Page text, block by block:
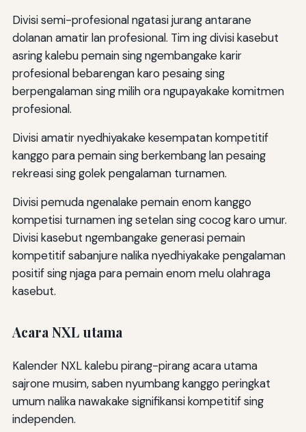
Divisi semi-profesional ngatasi jurang antarane
dolanan amatir lan profesional. Tim ing divisi kasebut
asring kalebu pemain sing ngembangake karir
profesional bebarengan karo pesaing sing
berpengalaman sing milih ora ngupayakake komitmen
profesional.
Divisi amatir nyedhiyakake kesempatan kompetitif
kanggo para pemain sing berkembang lan pesaing
rekreasi sing golek pengalaman turnamen.
Divisi pemuda ngenalake pemain enom kanggo
kompetisi turnamen ing setelan sing cocog karo umur.
Divisi kasebut ngembangake generasi pemain
kompetitif sabanjure nalika nyedhiyakake pengalaman
positif sing njaga para pemain enom melu olahraga
kasebut.
Acara NXL utama
Kalender NXL kalebu pirang-pirang acara utama
sajrone musim, saben nyumbang kanggo peringkat
umum nalika nawakake signifikansi kompetitif sing
independen.